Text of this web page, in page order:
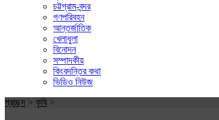
চট্টগ্রাম-বন্দর
গণপরিবহন
আন্তর্জাতিক
খেলাধুলা
বিনোদন
সম্পাদকীয়
কিংবদন্তির কথা
ভিডিও নিউজ
প্রচ্ছদ > কৃষি >